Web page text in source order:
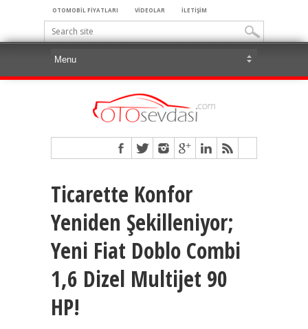
OTOMOBİL FİYATLARI VİDEOLAR İLETİŞİM
Ticarette Konfor
Yeniden Şekilleniyor;
Yeni Fiat Doblo Combi
1,6 Dizel Multijet 90
HP!